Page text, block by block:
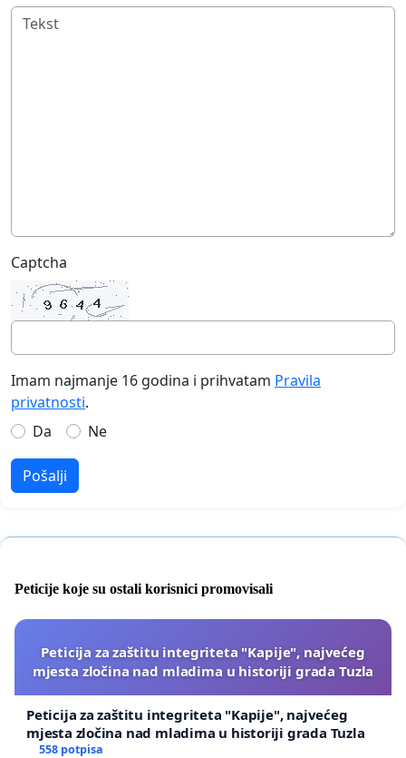
Captcha
Imam najmanje 16 godina i prihvatam Pravila
privatnosti.
Da
Ne
Pošalji
Peticije koje su ostali korisnici promovisali
Peticija za zaštitu integriteta "Kapije", najvećeg
mjesta zločina nad mladima u historiji grada Tuzla
Peticija za zaštitu integriteta "Kapije", najvećeg
mjesta zločina nad mladima u historiji grada Tuzla
558 potpisa